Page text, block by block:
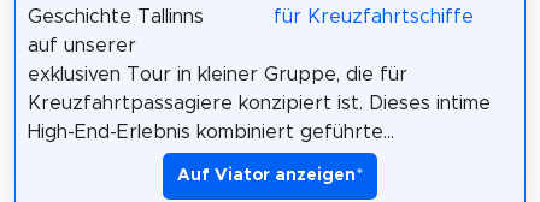
Geschichte Tallinns
auf unserer
exklusiven Tour in kleiner Gruppe, die für
Kreuzfahrtpassagiere konzipiert ist. Dieses intime
High-End-Erlebnis kombiniert geführte...
Auf Viator anzeigen*